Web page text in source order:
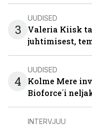
3
UUDISED
Valeria Kiisk
juhtimisest,
4
UUDISED
Kolme Mere
Bioforce´i
INTERVJUU